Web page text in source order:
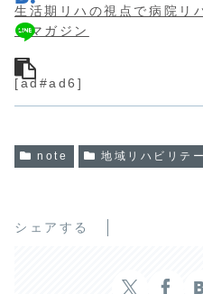
生活期リハの視点で病院リ
るマガジン
[ad#ad6]
note 地域リハビリテ
シェアする